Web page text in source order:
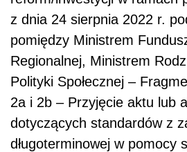
z dnia 24 sierpnia 2022 r.
pomiędzy Ministrem
Regionalnej, Ministrem
Polityki Społecznej –
2a i 2b – Przyjęcie aktu lub
dotyczących standardów z
długoterminowej w pomocy